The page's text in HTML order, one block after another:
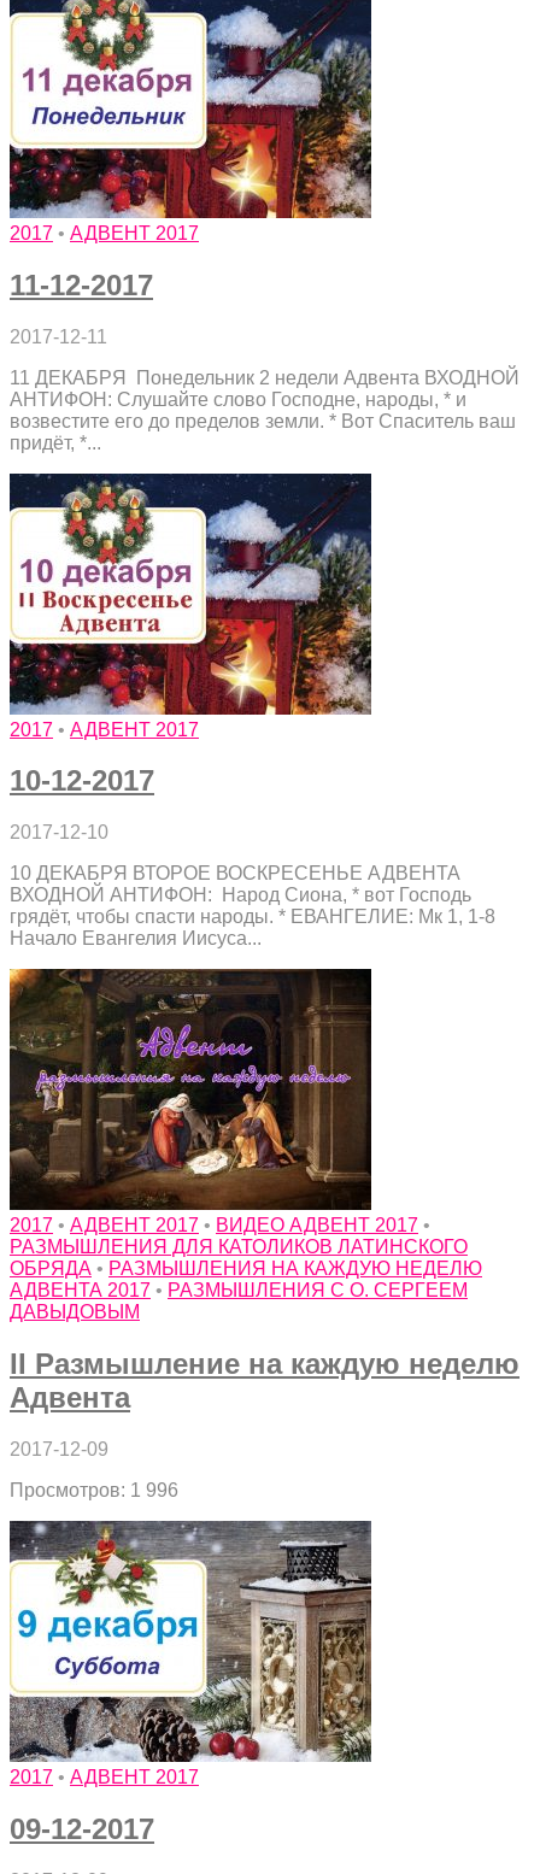
2017 • АДВЕНТ 2017
11-12-2017
2017-12-11
11 ДЕКАБРЯ Понедельник 2 недели Адвента ВХОДНОЙ
АНТИФОН: Слушайте слово Господне, народы, * и
возвестите его до пределов земли. * Вот Спаситель ваш
придёт, *...
2017 • АДВЕНТ 2017
10-12-2017
2017-12-10
10 ДЕКАБРЯ ВТОРОЕ ВОСКРЕСЕНЬЕ АДВЕНТА
ВХОДНОЙ АНТИФОН: Народ Сиона, * вот Господь
грядёт, чтобы спасти народы. * ЕВАНГЕЛИЕ: Мк 1, 1-8
Начало Евангелия Иисуса...
2017 • АДВЕНТ 2017 • ВИДЕО АДВЕНТ 2017 •
РАЗМЫШЛЕНИЯ ДЛЯ КАТОЛИКОВ ЛАТИНСКОГО
ОБРЯДА • РАЗМЫШЛЕНИЯ НА КАЖДУЮ НЕДЕЛЮ
АДВЕНТА 2017 • РАЗМЫШЛЕНИЯ С О. СЕРГЕЕМ
ДАВЫДОВЫМ
II Размышление на каждую неделю
Адвента
2017-12-09
Просмотров: 1 996
2017 • АДВЕНТ 2017
09-12-2017